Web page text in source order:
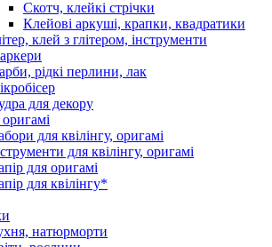
Скотч, клейкі стрічки
Клейові аркуші, крапки, квадратики
клей з глітером, інструменти
рідкі перлини, лак
для декору
оригамі
для квілінгу, оригамі
для квілінгу, оригамі
для оригамі
для квілінгу*
натюрморти